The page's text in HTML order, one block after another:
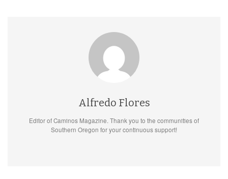
Alfredo Flores
Editor of Caminos Magazine. Thank you to the communities of
Southern Oregon for your continuous support!